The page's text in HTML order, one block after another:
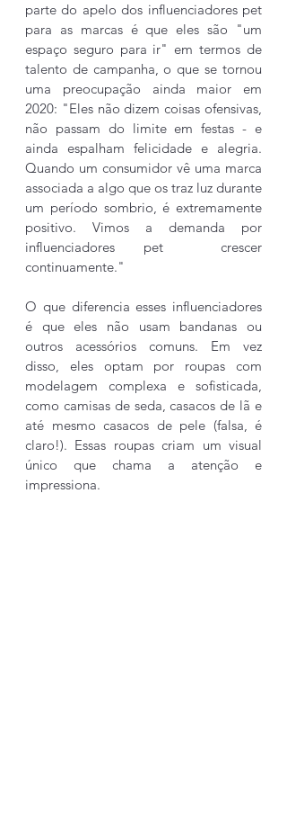
parte do apelo dos influenciadores pet
para as marcas é que eles são "um
espaço seguro para ir" em termos de
talento de campanha, o que se tornou
uma preocupação ainda maior em
2020: "Eles não dizem coisas ofensivas,
não passam do limite em festas - e
ainda espalham felicidade e alegria.
Quando um consumidor vê uma marca
associada a algo que os traz luz durante
um período sombrio, é extremamente
positivo. Vimos a demanda por
influenciadores pet  crescer
continuamente."
O que diferencia esses influenciadores
é que eles não usam bandanas ou
outros acessórios comuns. Em vez
disso, eles optam por roupas com
modelagem complexa e sofisticada,
como camisas de seda, casacos de lã e
até mesmo casacos de pele (falsa, é
claro!). Essas roupas criam um visual
único que chama a atenção e
impressiona.